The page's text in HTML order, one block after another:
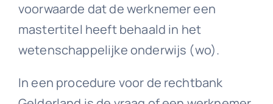
voorwaarde dat de werknemer een
mastertitel heeft behaald in het
wetenschappelijke onderwijs (wo).
In een procedure voor de rechtbank